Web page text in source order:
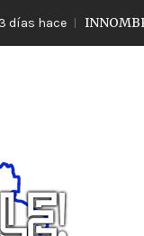
INNOMBRABLE